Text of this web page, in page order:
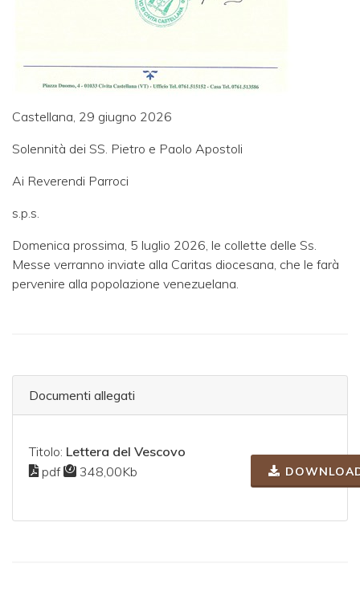
Castellana, 29 giugno 2026
Solennità dei SS. Pietro e Paolo Apostoli
Ai Reverendi Parroci
s.p.s.
Domenica prossima, 5 luglio 2026, le collette delle Ss.
Messe verranno inviate alla Caritas diocesana, che le farà
pervenire alla popolazione venezuelana.
Documenti allegati
Titolo: Lettera del Vescovo
pdf
348,00Kb